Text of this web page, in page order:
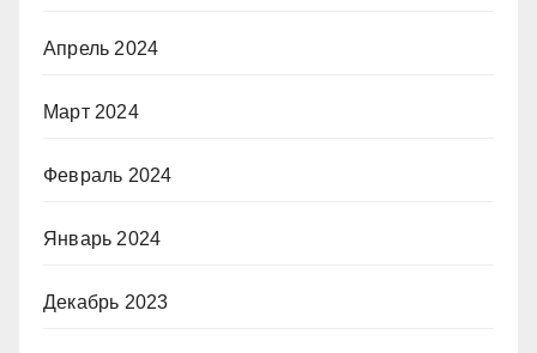
Апрель 2024
Март 2024
Февраль 2024
Январь 2024
Декабрь 2023